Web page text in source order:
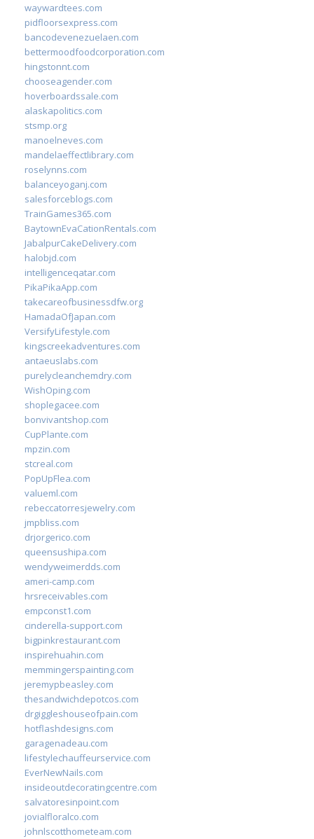
waywardtees.com
pidfloorsexpress.com
bancodevenezuelaen.com
bettermoodfoodcorporation.com
hingstonnt.com
chooseagender.com
hoverboardssale.com
alaskapolitics.com
stsmp.org
manoelneves.com
mandelaeffectlibrary.com
roselynns.com
balanceyoganj.com
salesforceblogs.com
TrainGames365.com
BaytownEvaCationRentals.com
JabalpurCakeDelivery.com
halobjd.com
intelligenceqatar.com
PikaPikaApp.com
takecareofbusinessdfw.org
HamadaOfJapan.com
VersifyLifestyle.com
kingscreekadventures.com
antaeuslabs.com
purelycleanchemdry.com
WishOping.com
shoplegacee.com
bonvivantshop.com
CupPlante.com
mpzin.com
stcreal.com
PopUpFlea.com
valueml.com
rebeccatorresjewelry.com
jmpbliss.com
drjorgerico.com
queensushipa.com
wendyweimerdds.com
ameri-camp.com
hrsreceivables.com
empconst1.com
cinderella-support.com
bigpinkrestaurant.com
inspirehuahin.com
memmingerspainting.com
jeremypbeasley.com
thesandwichdepotcos.com
drgiggleshouseofpain.com
hotflashdesigns.com
garagenadeau.com
lifestylechauffeurservice.com
EverNewNails.com
insideoutdecoratingcentre.com
salvatoresinpoint.com
jovialfloralco.com
johnlscotthometeam.com